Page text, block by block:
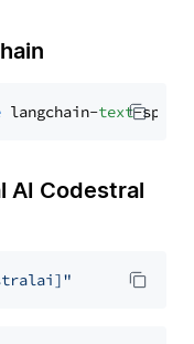
langchain-text
AI Codestral